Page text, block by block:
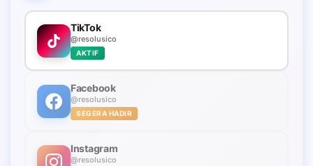
TikTok
@resolusico
AKTIF
Facebook
@resolusico
SEGERA HADIR
Instagram
@resolusico